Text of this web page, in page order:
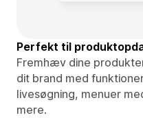
Perfekt til
Fremhæv dine
dit brand med
livesøgning, menuer
mere.